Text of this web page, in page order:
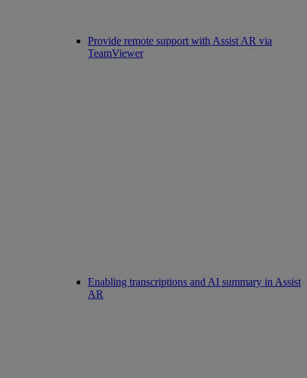
Provide remote support with Assist AR via
TeamViewer
Enabling transcriptions and AI summary in Assist
AR